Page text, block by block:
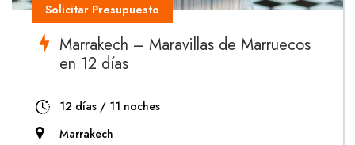
Solicitar Presupuesto
Marrakech – Maravillas de Marruecos
en 12 días
12 días / 11 noches
Marrakech